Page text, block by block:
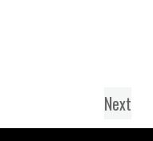
Next